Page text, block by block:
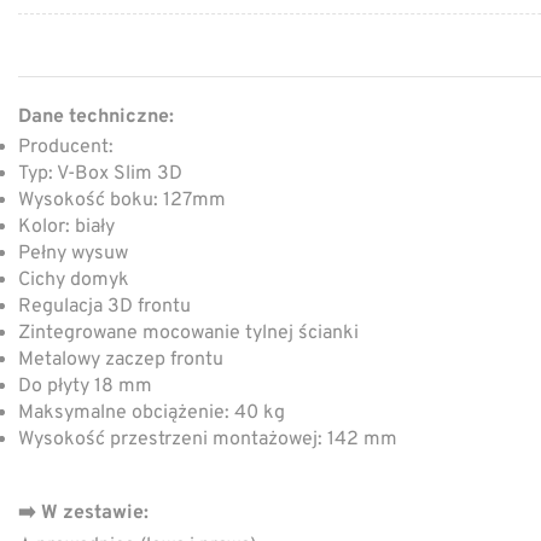
Dane techniczne:
Producent:
Typ: V-Box Slim 3D
Wysokość boku: 127mm
Kolor: biały
Pełny wysuw
Cichy domyk
Regulacja 3D frontu
Zintegrowane mocowanie tylnej ścianki
Metalowy zaczep frontu
Do płyty 18 mm
Maksymalne obciążenie: 40 kg
Wysokość przestrzeni montażowej: 142 mm
➡️ W zestawie: